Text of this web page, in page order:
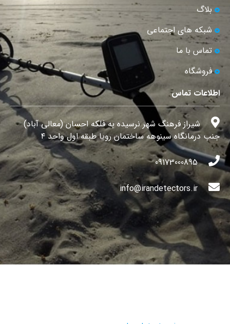
بلاگ
شبکه های اجتماعی
تماس با ما
فروشگاه
اطلاعات تماس
شیراز فرهنگ شهر نرسیده به فلکه احسان (معالی آباد)
جنب درمانگاه سینوهه ساختمان رویا طبقه اول واحد ۴
09173000895
info@irandetectors.ir